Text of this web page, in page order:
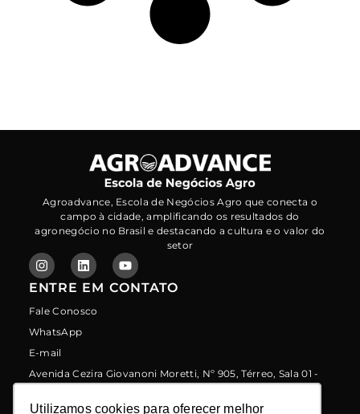
Utilizamos cookies para oferecer melhor
Utilizamos cookies para oferecer melhor
Agroadvance, Escola de Negócios Agro que conecta o
campo à cidade, amplificando os resultados do
agronegócio no Brasil e destacando a cultura e o valor do
setor
ENTRE EM CONTATO
Fale Conosco
WhatsApp
E-mail
Avenida Cezira Giovanoni Moretti, Nº 905, Térreo, Sala 01 -
Santa Rosa - Piracicaba/sp - CEP: 13414-157
LINKS